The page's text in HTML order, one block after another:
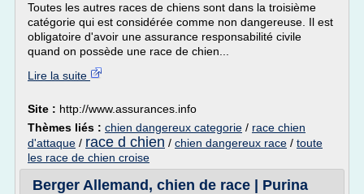
Toutes les autres races de chiens sont dans la troisième
catégorie qui est considérée comme non dangereuse. Il est
obligatoire d'avoir une assurance responsabilité civile
quand on possède une race de chien...
Lire la suite
Site : http://www.assurances.info
Thèmes liés : chien dangereux categorie / race chien
d'attaque / race d chien / chien dangereux race / toute
les race de chien croise
Berger Allemand, chien de race | Purina